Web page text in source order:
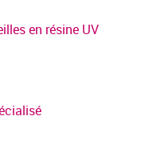
en résine UV